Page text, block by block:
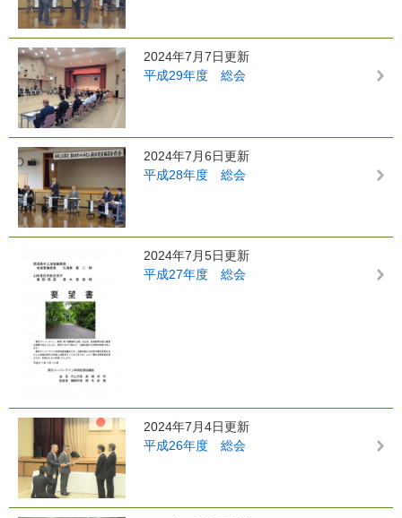
2024年7月7日更新
平成29年度 総会
2024年7月6日更新
平成28年度 総会
2024年7月5日更新
平成27年度 総会
2024年7月4日更新
平成26年度 総会